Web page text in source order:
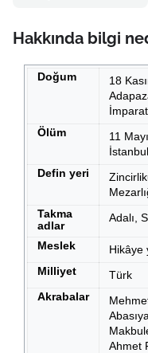
Hakkında bilgi
Doğum
18
Ölüm
11
Defin yeri
Takma
adlar
Adalı,
Meslek
Hikâye
Milliyet
Türk
Akrabalar
Ahmet